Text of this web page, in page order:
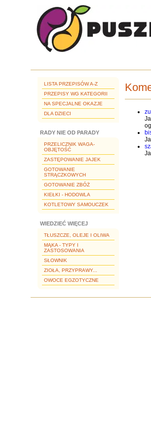
LISTA PRZEPISÓW A-Z
PRZEPISY WG KATEGORII
NA SPECJALNE OKAZJE
DLA DZIECI
RADY NIE OD PARADY
PRZELICZNIK WAGA-
OBJĘTOŚĆ
ZASTĘPOWANIE JAJEK
GOTOWANIE
STRĄCZKOWYCH
GOTOWANIE ZBÓŻ
KIEŁKI - HODOWLA
KOTLETOWY SAMOUCZEK
WIEDZIEĆ WIĘCEJ
TŁUSZCZE, OLEJE I OLIWA
MĄKA - TYPY I
ZASTOSOWANIA
SŁOWNIK
ZIOŁA, PRZYPRAWY...
OWOCE EGZOTYCZNE